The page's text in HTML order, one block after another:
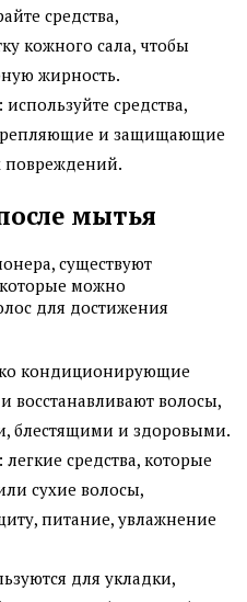
средства,
кожного сала, чтобы
жирность.
средства,
и защищающие
мытья
существуют
можно
для достижения
кондиционирующие
восстанавливают волосы,
блестящими и здоровыми.
средства, которые
сухие волосы,
питание, увлажнение
для укладки,